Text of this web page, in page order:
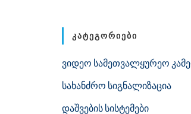
ᲙᲐᲢᲔᲒᲝᲠᲘᲔᲑᲘ
ვიდეო სამეთვალყურეო
სახანძრო სიგნალიზაცია
დაშვების სისტემები